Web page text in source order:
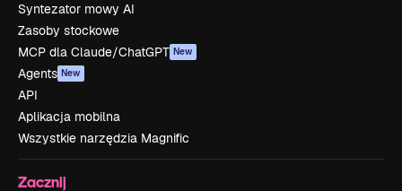
Syntezator mowy AI
Zasoby stockowe
MCP dla Claude/ChatGPT New
Agents New
API
Aplikacja mobilna
Wszystkie narzędzia Magnific
Zacznij